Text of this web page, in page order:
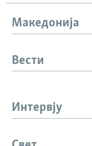
Македонија
Вести
Интервју